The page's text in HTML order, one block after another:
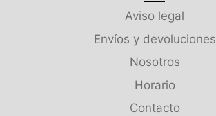
Aviso legal
Envíos y devoluciones
Nosotros
Horario
Contacto